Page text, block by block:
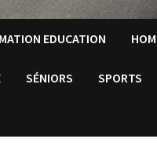
EDUCATION
SÉNIORS SPORTS